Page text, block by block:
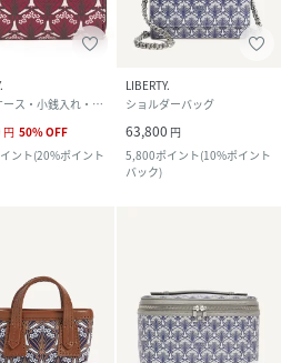
コインケース・小銭入れ・札入れ
円 50%OFF
ント(20%ポイント
LIBERTY.
ショルダーバッグ
63,800 円
5,800ポイント(10%ポイント
バック)